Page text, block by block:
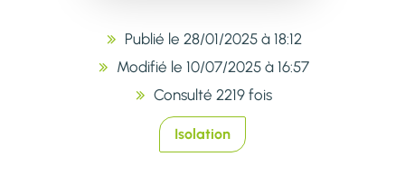
Publié le 28/01/2025 à 18:12
Modifié le 10/07/2025 à 16:57
Consulté 2219 fois
Isolation